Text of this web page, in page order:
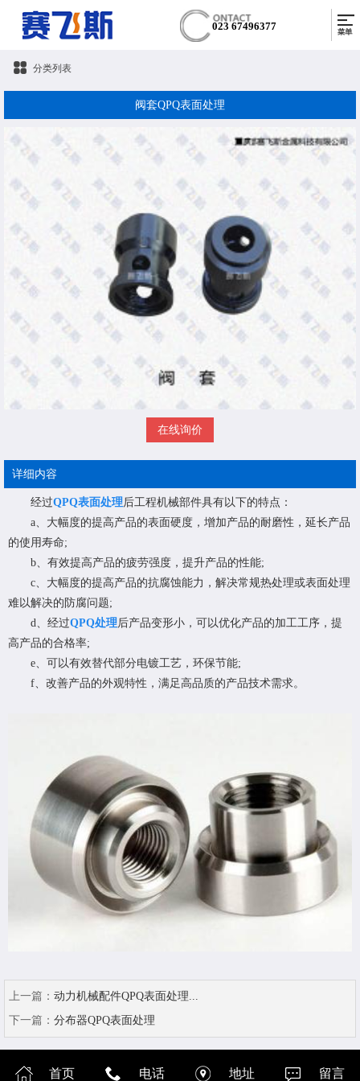
023 67496377
分类列表
阀套QPQ表面处理
在线询价
详细内容
经过QPQ表面处理后工程机械部件具有以下的特点：
a、大幅度的提高产品的表面硬度，增加产品的耐磨性，延长产品
的使用寿命;
b、有效提高产品的疲劳强度，提升产品的性能;
c、大幅度的提高产品的抗腐蚀能力，解决常规热处理或表面处理
难以解决的防腐问题;
d、经过QPQ处理后产品变形小，可以优化产品的加工工序，提
高产品的合格率;
e、可以有效替代部分电镀工艺，环保节能;
f、改善产品的外观特性，满足高品质的产品技术需求。
上一篇： 动力机械配件QPQ表面处理...
下一篇： 分布器QPQ表面处理
首页 电话 地址 留言